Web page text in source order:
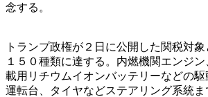
念する。
トランプ政権が２日に公開した関税対
１５０種類に達する。内燃機関エンジ
載用リチウムイオンバッテリーなどの駆
運転台、タイヤなどステアリング系統ま